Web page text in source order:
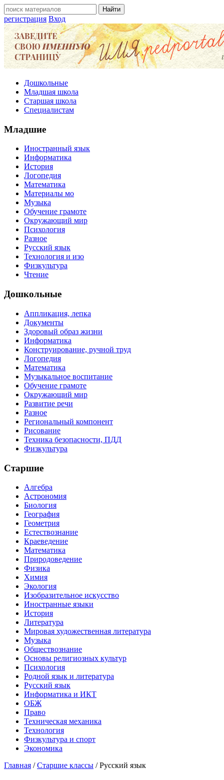
регистрация Вход
Дошкольные
Младшая школа
Старшая школа
Специалистам
Младшие
Иностранный язык
Информатика
История
Логопедия
Математика
Материалы мо
Музыка
Обучение грамоте
Окружающий мир
Психология
Разное
Русский язык
Технология и изо
Физкультура
Чтение
Дошкольные
Аппликация, лепка
Документы
Здоровый образ жизни
Информатика
Конструирование, ручной труд
Логопедия
Математика
Музыкальное воспитание
Обучение грамоте
Окружающий мир
Развитие речи
Разное
Региональный компонент
Рисование
Техника безопасности, ПДД
Физкультура
Старшие
Алгебра
Астрономия
Биология
География
Геометрия
Естествознание
Краеведение
Математика
Природоведение
Физика
Химия
Экология
Изобразительное искусство
Иностранные языки
История
Литература
Мировая художественная литература
Музыка
Обществознание
Основы религиозных культур
Психология
Родной язык и литература
Русский язык
Информатика и ИКТ
ОБЖ
Право
Техническая механика
Технология
Физкультура и спорт
Экономика
Главная /Старшие классы /Русский язык